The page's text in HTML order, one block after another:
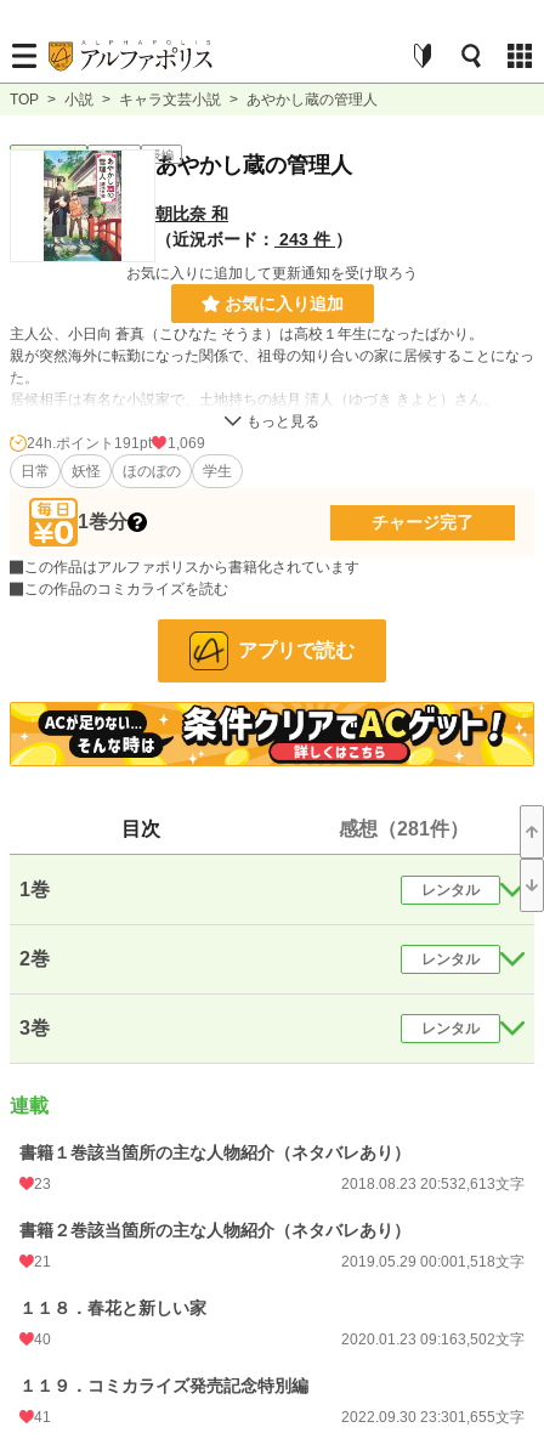
TOP > 小説 > キャラ文芸小説 > あやかし蔵の管理人
キャラ文芸 連載中 長編
あやかし蔵の管理人
朝比奈 和
（近況ボード： 243 件 ）
お気に入りに追加して更新通知を受け取ろう
お気に入り追加
主人公、小日向 蒼真（こひなた そうま）は高校１年生になったばかり。
親が突然海外に転勤になった関係で、祖母の知り合いの家に居候することになっ
た。
居候相手は有名な小説家で、土地持ちの結月 清人（ゆづき きよと）さん。
人見知りな俺が、普通に会話できるほど優しそうな人だ。
ただ、この居候先の結月邸には、あやかしの世界とつながっている蔵があって―
――。
蔵の扉から出入りするあやかしたちとの、ほのぼのしつつちょっと変わった日常
のお話。
※登場妖怪は伝承にアレンジを加えてありますので、ご了承ください。
7,641 位 / 228,808 件
お気に入り 1,926
文字数(レンタル含む)
初回公開日時
週間ポイント
年間ポイント
24h.ポイント 191pt
1,069
日常
妖怪 ほのぼの 学生
1巻分 チャージ完了
この作品はアルファポリスから書籍化されています
この作品のコミカライズを読む
アプリで読む
目次 感想（281件）
1巻 レンタル
2巻 レンタル
3巻 レンタル
連載
書籍１巻該当箇所の主な人物紹介（ネタバレあり）
23 2018.08.23 20:532,613文字
書籍２巻該当箇所の主な人物紹介（ネタバレあり）
21 2019.05.29 00:001,518文字
１１８．春花と新しい家
40 2020.01.23 09:163,502文字
１１９．コミカライズ発売記念特別編
41 2022.09.30 23:301,655文字